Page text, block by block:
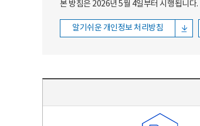
본 방침은 2026년 5월 4일부터 시행됩니다.
알기쉬운 개인정보 처리방침